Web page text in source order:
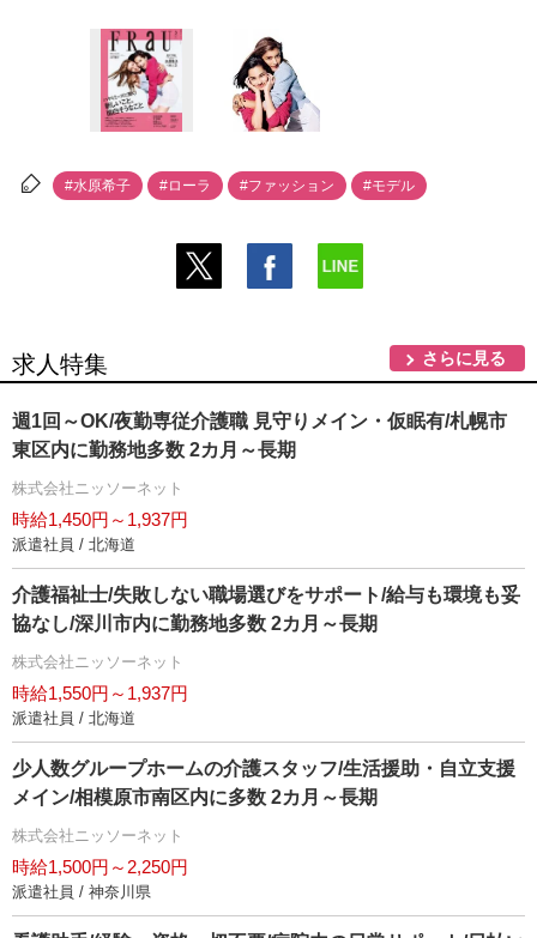
#水原希子 #ローラ #ファッション #モデル
求人特集 さらに見る
週1回～OK/夜勤専従介護職 見守りメイン・仮眠有/札幌市
東区内に勤務地多数 2カ月～長期
株式会社ニッソーネット
時給1,450円～1,937円
派遣社員 / 北海道
介護福祉士/失敗しない職場選びをサポート/給与も環境も妥
協なし/深川市内に勤務地多数 2カ月～長期
株式会社ニッソーネット
時給1,550円～1,937円
派遣社員 / 北海道
少人数グループホームの介護スタッフ/生活援助・自立支援
メイン/相模原市南区内に多数 2カ月～長期
株式会社ニッソーネット
時給1,500円～2,250円
派遣社員 / 神奈川県